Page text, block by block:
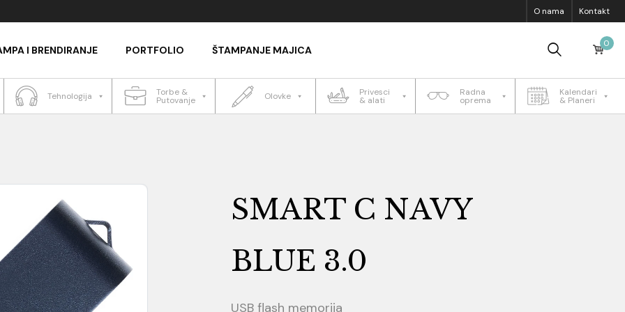
O nama Kontakt
I BRENDIRANJE PORTFOLIO ŠTAMPANJE MAJICA
0
Tehnologija Torbe &
Putovanje Olovke Privesci
& alati
Radna
oprema
Kalendari
& Planeri
SMART C NAVY
BLUE 3.0
USB flash memorija